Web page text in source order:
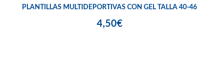
PLANTILLAS MULTIDEPORTIVAS CON GEL TALLA 40-46
4,50€